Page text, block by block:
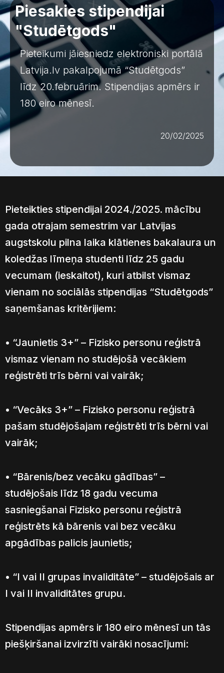
Piesakies stipendijai
"Studētgods"
Pieteikumi jāiesniedz elektroniski portālā
Latvija.lv pakalpojumā “Studētgods”
līdz 20.februārim. Stipendijas apmērs ir
180 eiro mēnesī.
20/02/2025
Pieteikties stipendijai 2024./2025. mācību
gada otrajam semestrim var Latvijas
augstskolu pilna laika klātienes bakalaura un
koledžas līmeņa studenti līdz 25 gadu
vecumam (ieskaitot), kuri atbilst vismaz
vienam no sociālās stipendijas “Studētgods”
saņemšanas kritērijiem:
• “Jaunietis 3+” – Fizisko personu reģistrā
vismaz vienam no studējošā vecākiem
reģistrēti trīs bērni vai vairāk;
• “Vecāks 3+” – Fizisko personu reģistrā
pašam studējošajam reģistrēti trīs bērni vai
vairāk;
• “Bārenis/bez vecāku gādības” –
studējošais līdz 18 gadu vecuma
sasniegšanai Fizisko personu reģistrā
reģistrēts kā bārenis vai bez vecāku
apgādības palicis jaunietis;
• “I vai II grupas invaliditāte” – studējošais ar
I vai II invaliditātes grupu.
Stipendijas apmērs ir 180 eiro mēnesī un tās
piešķiršanai izvirzīti vairāki nosacījumi: